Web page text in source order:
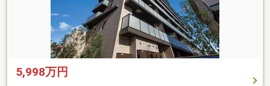
5,998万円